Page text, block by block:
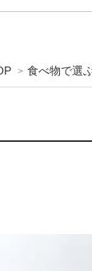
> 食べ物で選